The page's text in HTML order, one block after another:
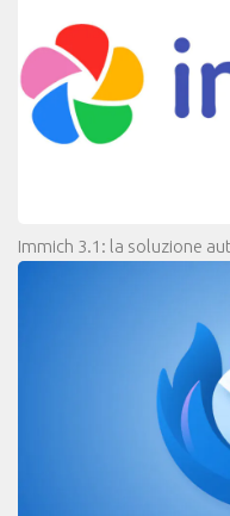
Immich 3.1: la soluzione